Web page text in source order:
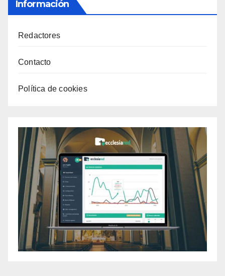
Información
Redactores
Contacto
Política de cookies